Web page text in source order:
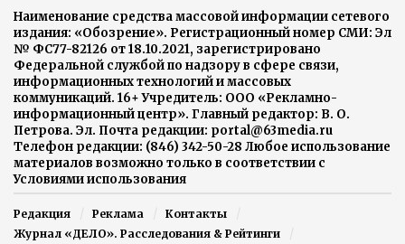
Наименование средства массовой информации сетевого
издания: «Обозрение». Регистрационный номер СМИ: Эл
№ ФС77-82126 от 18.10.2021, зарегистрировано
Федеральной службой по надзору в сфере связи,
информационных технологий и массовых
коммуникаций. 16+ Учредитель: ООО «Рекламно-
информационный центр». Главный редактор: В. О.
Петрова. Эл. Почта редакции: portal@63media.ru
Телефон редакции: (846) 342-50-28 Любое использование
материалов возможно только в соответствии с
Условиями использования
Редакция Реклама
Контакты
Журнал «ДЕЛО». Расследования & Рейтинги